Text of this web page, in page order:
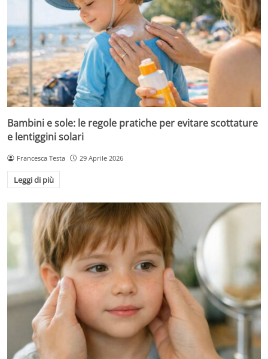
Bambini e sole: le regole pratiche per evitare scottature
e lentiggini solari
Francesca Testa 29 Aprile 2026
Leggi di più